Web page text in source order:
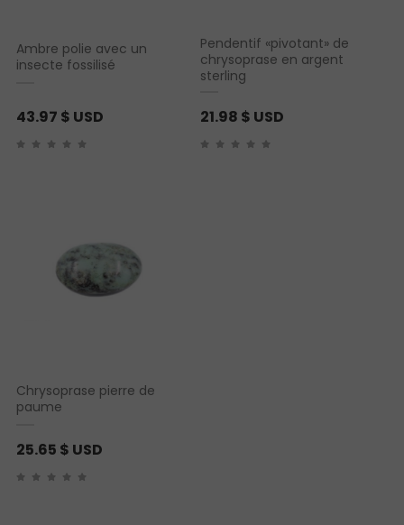
Ambre polie avec un
insecte fossilisé
43.97 $ USD
Pendentif «pivotant» de
chrysoprase en argent
sterling
21.98 $ USD
Chrysoprase pierre de
paume
25.65 $ USD